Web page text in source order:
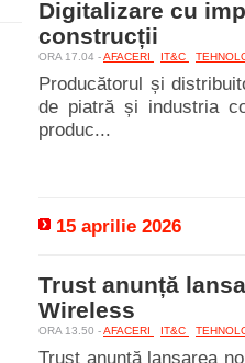
Digitalizare cu
construcții
ORA 17.04 -AFACERI IT&C
Producătorul și
de piatră și industria
produc...
15 aprilie 2026
Trust anunță
Wireless
ORA 13.50 -AFACERI IT&C
Trust anunță lansarea